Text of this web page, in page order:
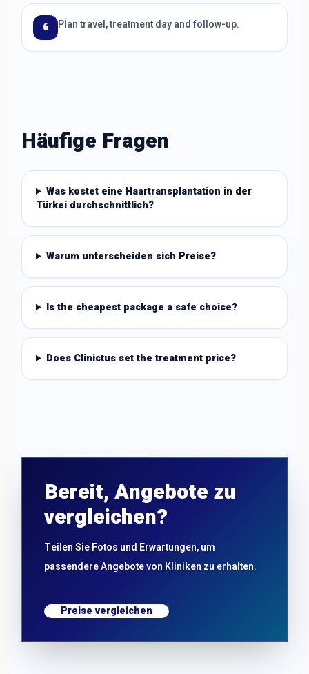
6 Plan travel, treatment day and follow-up.
Häufige Fragen
Was kostet eine Haartransplantation in der
Türkei durchschnittlich?
Warum unterscheiden sich Preise?
Is the cheapest package a safe choice?
Does Clinictus set the treatment price?
Bereit, Angebote zu
vergleichen?
Teilen Sie Fotos und Erwartungen, um
passendere Angebote von Kliniken zu erhalten.
Preise vergleichen